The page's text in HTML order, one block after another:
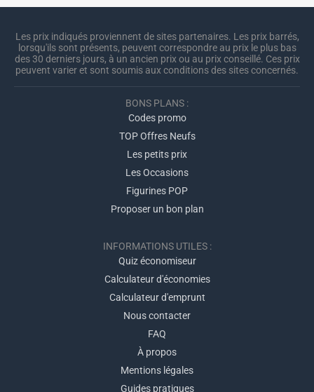
Les prix indiqués proviennent de sites partenaires. Les prix barrés,
lorsqu'ils sont présents, peuvent correspondre au prix le plus bas
des 30 derniers jours, à un ancien prix ou au prix conseillé. Ces prix
peuvent varier et sont soumis aux conditions des sites concernés.
BONS PLANS :
Codes promo
TOP Offres Neufs
Les petits prix
Les Occasions
Figurines POP
Proposer un bon plan
INFORMATIONS UTILES :
Quiz économiseur
Calculateur d'économies
Calculateur d'emprunt
Nous contacter
FAQ
À propos
Mentions légales
Guides pratiques